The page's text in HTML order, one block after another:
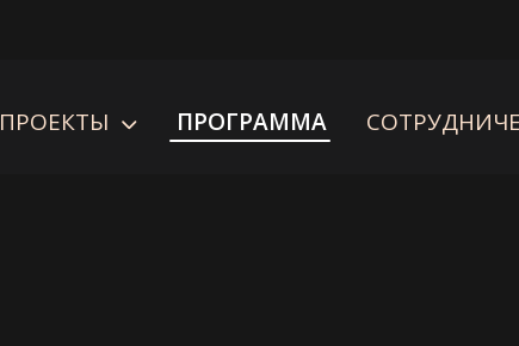
ПРОЕКТЫ ПРОГРАММА